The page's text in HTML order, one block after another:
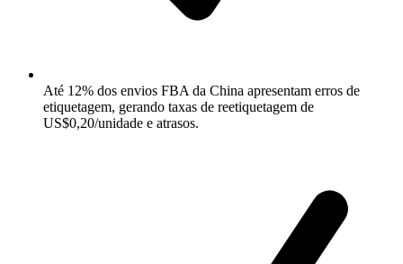
Até 12% dos envios FBA da China apresentam erros de
etiquetagem, gerando taxas de reetiquetagem de
US$0,20/unidade e atrasos.